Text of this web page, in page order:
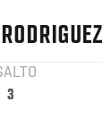
RODRIGUEZ
3